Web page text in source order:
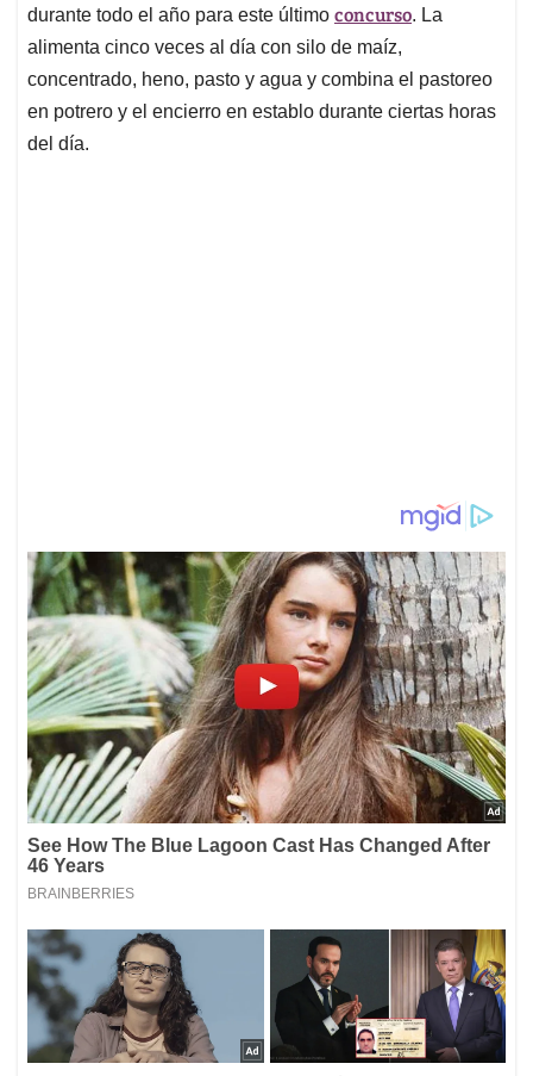
durante todo el año para este último concurso. La
alimenta cinco veces al día con silo de maíz,
concentrado, heno, pasto y agua y combina el pastoreo
en potrero y el encierro en establo durante ciertas horas
del día.